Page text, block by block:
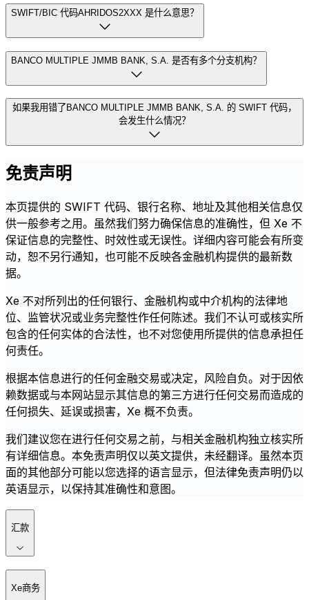
SWIFT/BIC 代码AHRIDOS2XXX 是什么意思？
BANCO MULTIPLE JMMB BANK, S.A. 是否有多个分支机构？
如果我用错了BANCO MULTIPLE JMMB BANK, S.A. 的 SWIFT 代码，
会发生什么情况？
免责声明
本页提供的 SWIFT 代码、银行名称、地址及其他相关信息仅
供一般参考之用。虽然我们努力确保信息的准确性，但 Xe 不
保证信息的完整性、时效性或无误性。详细内容可能会有所变
动，恕不另行通知，也可能不反映各金融机构提供的最新数
据。
Xe 不对所列出的任何银行、金融机构或中介机构的法律地
位、监管状况或业务完整性作任何陈述。我们不认可或核实所
包含的任何实体的合法性，也不对您使用所提供的信息承担任
何责任。
根据本信息进行的任何金融交易或决定，风险自负。对于因依
赖数据或与本网站显示其信息的第三方进行任何交易而造成的
任何损失、延误或损害，Xe 概不负责。
我们建议您在进行任何交易之前，与相关金融机构独立核实所
有详细信息。本免责声明仅以英文提供，未经翻译。虽然本页
面的其他部分可能以您选择的语言显示，但法律免责声明仍以
英语显示，以保持其准确性和意图。
汇款
Xe商务